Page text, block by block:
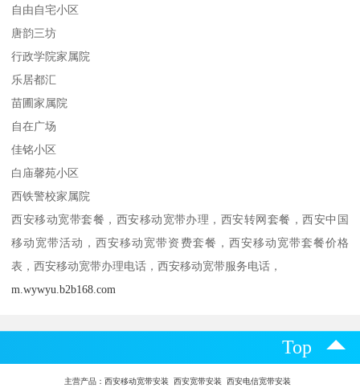
自由自宅小区
唐韵三坊
行政学院家属院
乐居都汇
苗圃家属院
自在广场
佳铭小区
白庙馨苑小区
西铁警校家属院
西安移动宽带套餐，西安移动宽带办理，西安转网套餐，西安中国
移动宽带活动，西安移动宽带资费套餐，西安移动宽带套餐价格
表，西安移动宽带办理电话，西安移动宽带服务电话，
m.wywyu.b2b168.com
Top
主营产品： 西安移动宽带安装 西安宽带安装 西安电信宽带安装